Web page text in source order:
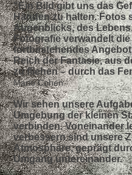
"Ein Bild gibt uns das
Händen zu halten. Fotos
Augenblicks, des
Fotografie verwandelt
fortbestehendes
Reich der Fantasie, aus
zu fliehen – durch das
Mario Cohen
Wir sehen unsere
Umgebung der kleinen
verbinden. Voneinander
verbessern sind unsere
Atmosphäre, geprägt
Umgang untereinander.